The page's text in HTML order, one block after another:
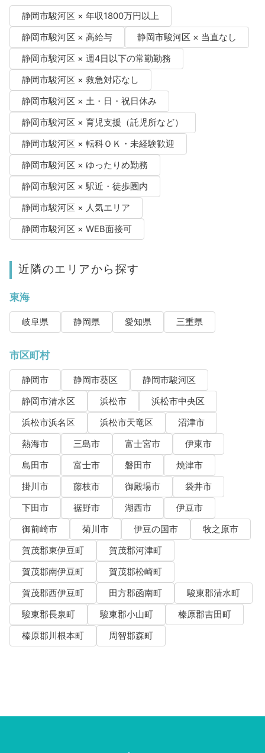
静岡市駿河区 × 年収1800万円以上
静岡市駿河区 × 高給与
静岡市駿河区 × 当直なし
静岡市駿河区 × 週4日以下の常勤勤務
静岡市駿河区 × 救急対応なし
静岡市駿河区 × 土・日・祝日休み
静岡市駿河区 × 育児支援（託児所など）
静岡市駿河区 × 転科ＯＫ・未経験歓迎
静岡市駿河区 × ゆったりめ勤務
静岡市駿河区 × 駅近・徒歩圏内
静岡市駿河区 × 人気エリア
静岡市駿河区 × WEB面接可
近隣のエリアから探す
東海
岐阜県 静岡県 愛知県 三重県
市区町村
静岡市 静岡市葵区
静岡市駿河区
静岡市清水区
浜松市
浜松市中央区
浜松市浜名区
浜松市天竜区
沼津市
熱海市
三島市 富士宮市
伊東市
島田市
富士市 磐田市
焼津市
掛川市
藤枝市 御殿場市
袋井市
下田市
裾野市 湖西市
伊豆市
御前崎市
菊川市 伊豆の国市
牧之原市
賀茂郡東伊豆町
賀茂郡河津町
賀茂郡南伊豆町
賀茂郡松崎町
賀茂郡西伊豆町
田方郡函南町
駿東郡清水町
駿東郡長泉町
駿東郡小山町
榛原郡吉田町
榛原郡川根本町
周智郡森町